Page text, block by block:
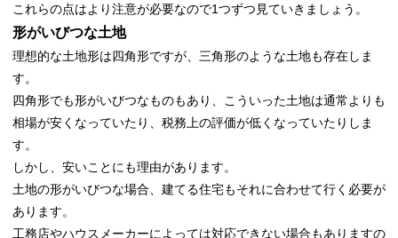
これらの点はより注意が必要なので1つずつ見ていきましょう。
形がいびつな土地
理想的な土地形は四角形ですが、三角形のような土地も存在しま
す。
四角形でも形がいびつなものもあり、こういった土地は通常よりも
相場が安くなっていたり、税務上の評価が低くなっていたりしま
す。
しかし、安いことにも理由があります。
土地の形がいびつな場合、建てる住宅もそれに合わせて行く必要が
あります。
工務店やハウスメーカーによっては対応できない場合もありますの